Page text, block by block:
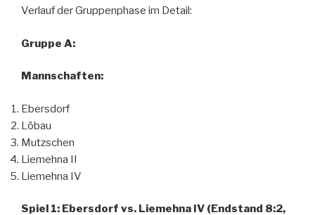
Verlauf der Gruppenphase im Detail:
Gruppe A:
Mannschaften:
Ebersdorf
Löbau
Mutzschen
Liemehna II
Liemehna IV
Spiel 1: Ebersdorf vs. Liemehna IV (Endstand 8:2,